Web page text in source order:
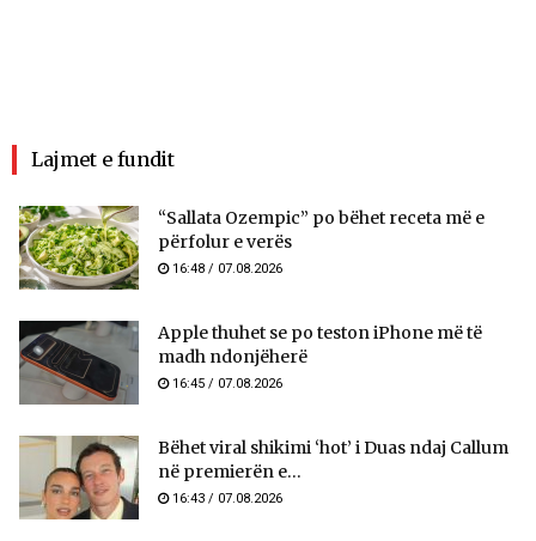
Lajmet e fundit
“Sallata Ozempic” po bëhet receta më e
përfolur e verës
16:48 / 07.08.2026
Apple thuhet se po teston iPhone më të
madh ndonjëherë
16:45 / 07.08.2026
Bëhet viral shikimi ‘hot’ i Duas ndaj Callum
në premierën e...
16:43 / 07.08.2026